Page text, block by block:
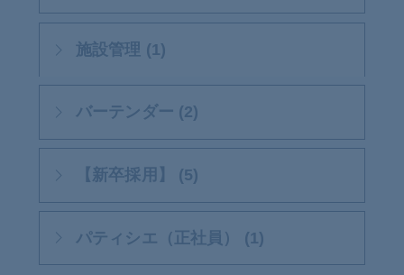
施設管理 (1)
バーテンダー (2)
【新卒採用】 (5)
パティシエ（正社員） (1)